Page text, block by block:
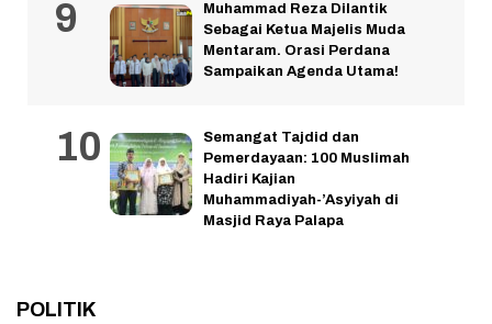
Muhammad Reza Dilantik
Sebagai Ketua Majelis Muda
Mentaram. Orasi Perdana
Sampaikan Agenda Utama!
Semangat Tajdid dan
Pemerdayaan: 100 Muslimah
Hadiri Kajian
Muhammadiyah-’Asyiyah di
Masjid Raya Palapa
POLITIK